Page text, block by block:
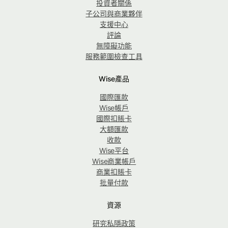
投資者關係
子公司與商業夥伴
支援中心
評論
無障礙功能
服務範圍檢查工具
Wise產品
國際匯款
Wise帳戶
國際扣賬卡
大額匯款
收款
Wise平台
Wise商業帳戶
商業扣賬卡
批量付款
資源
研究私隱政策